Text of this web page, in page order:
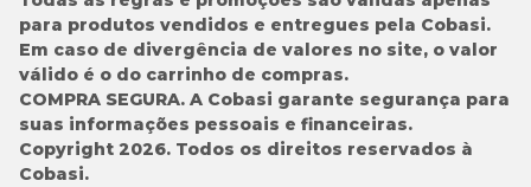
para produtos vendidos e entregues pela Cobasi.
Em caso de divergência de valores no site, o valor
válido é o do carrinho de compras.
COMPRA SEGURA. A Cobasi garante segurança para
suas informações pessoais e financeiras.
Copyright 2026. Todos os direitos reservados à
Cobasi.